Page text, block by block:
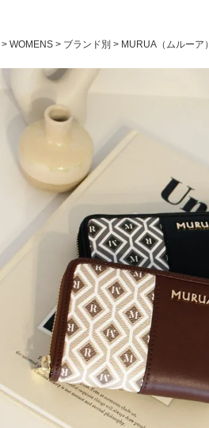
アイテムを選択
バッグ
ショルダーバッグ
WOMENS ブランド別 MURUA（ムルーア）